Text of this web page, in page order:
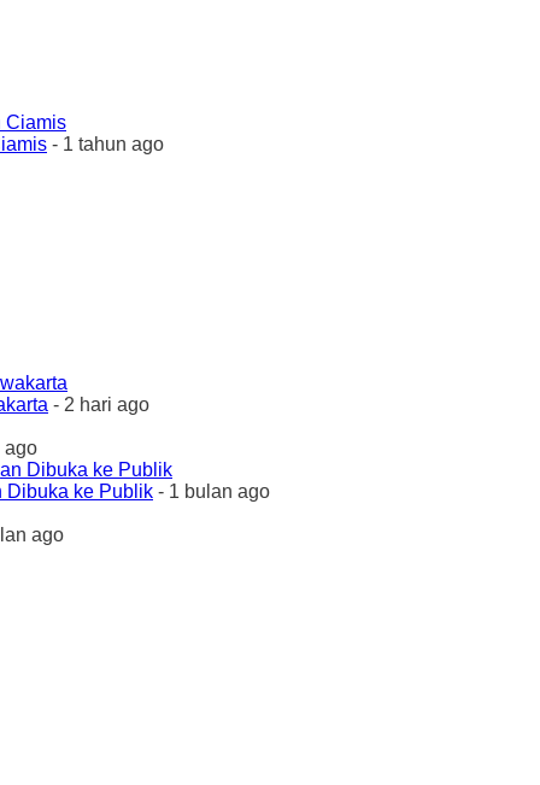
- 1 tahun ago
- 2 hari ago
ago
Dibuka ke Publik - 1 bulan ago
ago